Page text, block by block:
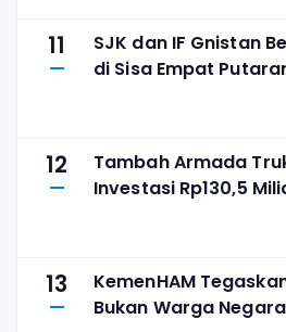
11
SJK dan IF Gnistan
di Sisa Empat
12
Tambah Armada
Investasi Rp130,5
13
KemenHAM
Bukan Warga